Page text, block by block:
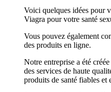
Voici quelques idées pour
Viagra pour votre santé
Vous pouvez également
des produits en ligne.
Notre entreprise a été
des services de haute
produits de santé fiables et